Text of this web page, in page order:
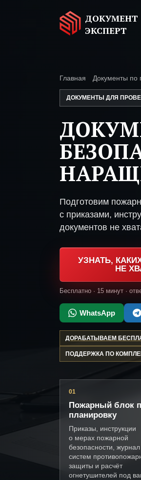
ДОКУМЕНТ
ЭКСПЕРТ
Главная Документы по
ДОКУМЕНТЫ ДЛЯ
Подготовим
с приказами,
документов не
УЗНАТЬ,
НЕ
Бесплатно · 15 минут ·
WhatsApp
ДОРАБАТЫВАЕМ
ПОДДЕРЖКА ПО
01
Пожарный блок
планировку
Приказы, инструкции
о мерах пожарной
безопасности, журнал
систем
защиты и расчёт
огнетушителей под